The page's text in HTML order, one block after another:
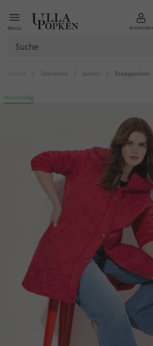
Menü Anmelden
| Startseite | Jacken | Steppjacken
Nachhaltig